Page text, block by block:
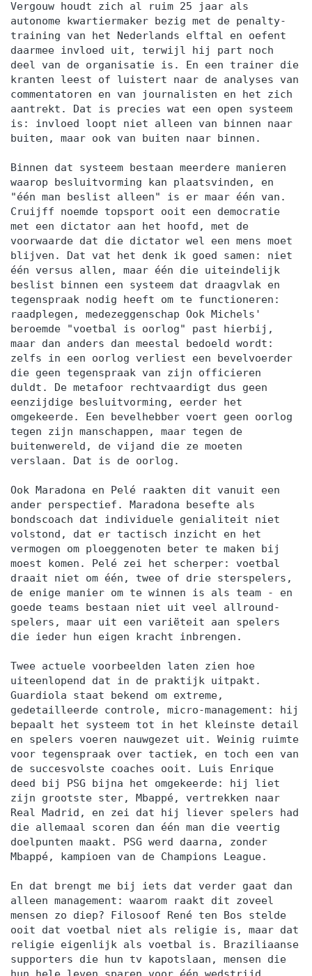
Vergouw houdt zich al ruim 25 jaar als
autonome kwartiermaker bezig met de penalty-
training van het Nederlands elftal en oefent
daarmee invloed uit, terwijl hij part noch
deel van de organisatie is. En een trainer die
kranten leest of luistert naar de analyses van
commentatoren en van journalisten en het zich
aantrekt. Dat is precies wat een open systeem
is: invloed loopt niet alleen van binnen naar
buiten, maar ook van buiten naar binnen.
Binnen dat systeem bestaan meerdere manieren
waarop besluitvorming kan plaatsvinden, en
"één man beslist alleen" is er maar één van.
Cruijff noemde topsport ooit een democratie
met een dictator aan het hoofd, met de
voorwaarde dat die dictator wel een mens moet
blijven. Dat vat het denk ik goed samen: niet
één versus allen, maar één die uiteindelijk
beslist binnen een systeem dat draagvlak en
tegenspraak nodig heeft om te functioneren:
raadplegen, medezeggenschap Ook Michels'
beroemde "voetbal is oorlog" past hierbij,
maar dan anders dan meestal bedoeld wordt:
zelfs in een oorlog verliest een bevelvoerder
die geen tegenspraak van zijn officieren
duldt. De metafoor rechtvaardigt dus geen
eenzijdige besluitvorming, eerder het
omgekeerde. Een bevelhebber voert geen oorlog
tegen zijn manschappen, maar tegen de
buitenwereld, de vijand die ze moeten
verslaan. Dat is de oorlog.
Ook Maradona en Pelé raakten dit vanuit een
ander perspectief. Maradona besefte als
bondscoach dat individuele genialiteit niet
volstond, dat er tactisch inzicht en het
vermogen om ploeggenoten beter te maken bij
moest komen. Pelé zei het scherper: voetbal
draait niet om één, twee of drie sterspelers,
de enige manier om te winnen is als team - en
goede teams bestaan niet uit veel allround-
spelers, maar uit een variëteit aan spelers
die ieder hun eigen kracht inbrengen.
Twee actuele voorbeelden laten zien hoe
uiteenlopend dat in de praktijk uitpakt.
Guardiola staat bekend om extreme,
gedetailleerde controle, micro-management: hij
bepaalt het systeem tot in het kleinste detail
en spelers voeren nauwgezet uit. Weinig ruimte
voor tegenspraak over tactiek, en toch een van
de succesvolste coaches ooit. Luis Enrique
deed bij PSG bijna het omgekeerde: hij liet
zijn grootste ster, Mbappé, vertrekken naar
Real Madrid, en zei dat hij liever spelers had
die allemaal scoren dan één man die veertig
doelpunten maakt. PSG werd daarna, zonder
Mbappé, kampioen van de Champions League.
En dat brengt me bij iets dat verder gaat dan
alleen management: waarom raakt dit zoveel
mensen zo diep? Filosoof René ten Bos stelde
ooit dat voetbal niet als religie is, maar dat
religie eigenlijk als voetbal is. Braziliaanse
supporters die hun tv kapotslaan, mensen die